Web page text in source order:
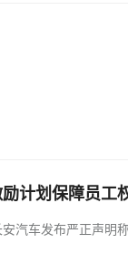
计划保障员工
汽车发布严正声明